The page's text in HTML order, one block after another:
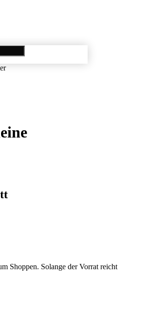
Shoppen. Solange der Vorrat reicht